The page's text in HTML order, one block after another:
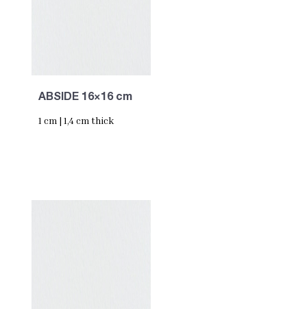
ABSIDE 16×16 cm
1 cm | 1,4 cm thick